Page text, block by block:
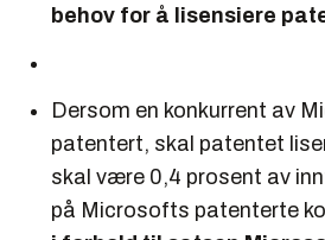
behov for å lisensiere
Dersom en konkurrent av
patentert, skal patentet
skal være 0,4 prosent av
på Microsofts patenterte